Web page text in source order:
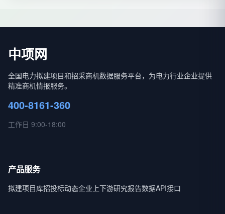
中项网
全国电力拟建项目和招采商机数据服务平台，为电力行业企业提供
精准商机情报服务。
400-8161-360
工作日 9:00-18:00
产品服务
拟建项目库招投标动态企业上下游研究报告数据API接口